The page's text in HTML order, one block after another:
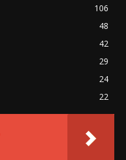
106
48
42
29
24
22